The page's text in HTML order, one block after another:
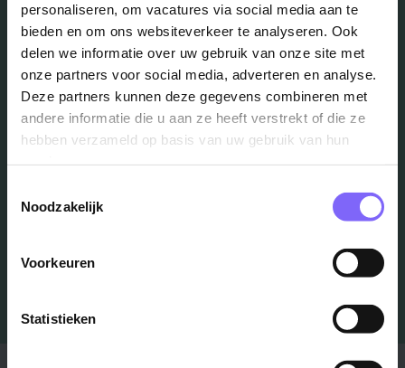
personaliseren, om vacatures via social media aan te
bieden en om ons websiteverkeer te analyseren. Ook
delen we informatie over uw gebruik van onze site met
onze partners voor social media, adverteren en analyse.
Deze partners kunnen deze gegevens combineren met
andere informatie die u aan ze heeft verstrekt of die ze
hebben verzameld op basis van uw gebruik van hun
Noodzakelijk
Voorkeuren
Statistieken
Vacatures
in je mailbox?
Schrijf je in en we houden je op de hoogte